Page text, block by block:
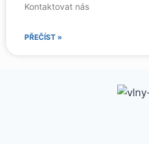
Kontaktovat nás
PŘEČÍST »